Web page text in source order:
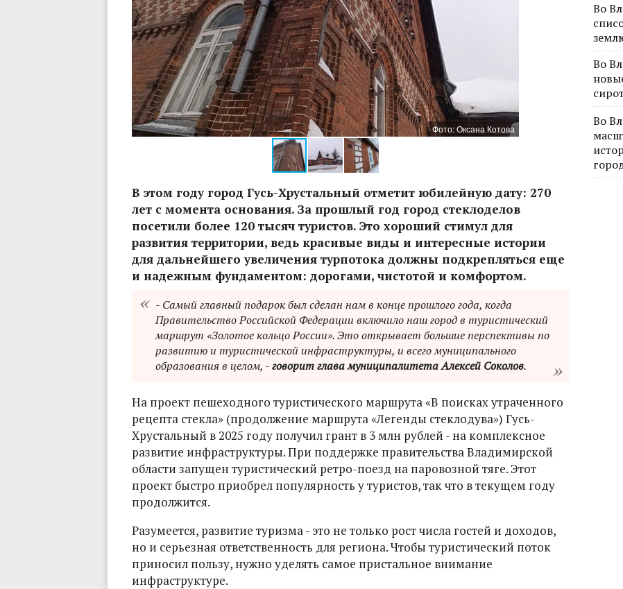
Фото: Оксана Котова
В этом году город Гусь-Хрустальный отметит юбилейную дату: 270
лет с момента основания. За прошлый год город стеклоделов
посетили более 120 тысяч туристов. Это хороший стимул для
развития территории, ведь красивые виды и интересные истории
для дальнейшего увеличения турпотока должны подкрепляться еще
и надежным фундаментом: дорогами, чистотой и комфортом.
- Самый главный подарок был сделан нам в конце прошлого года, когда
Правительство Российской Федерации включило наш город в туристический
маршрут «Золотое кольцо России». Это открывает большие перспективы по
развитию и туристической инфраструктуры, и всего муниципального
образования в целом, -говорит глава муниципалитета Алексей Соколов.
На проект пешеходного туристического маршрута «В поисках утраченного
рецепта стекла» (продолжение маршрута «Легенды стеклодува») Гусь-
Хрустальный в 2025 году получил грант в 3 млн рублей - на комплексное
развитие инфраструктуры. При поддержке правительства Владимирской
области запущен туристический ретро-поезд на паровозной тяге. Этот
проект быстро приобрел популярность у туристов, так что в текущем году
продолжится.
Разумеется, развитие туризма - это не только рост числа гостей и доходов,
но и серьезная ответственность для региона. Чтобы туристический поток
приносил пользу, нужно уделять самое пристальное внимание
инфраструктуре.
Во
Во
сирот
Во